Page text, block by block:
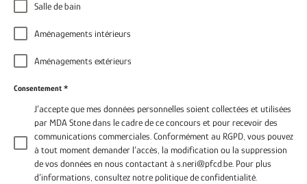
Salle de bain
Aménagements intérieurs
Aménagements extérieurs
Consentement *
J’accepte que mes données personnelles soient collectées et utilisées
par MDA Stone dans le cadre de ce concours et pour recevoir des
communications commerciales. Conformément au RGPD, vous pouvez
à tout moment demander l’accès, la modification ou la suppression
de vos données en nous contactant à s.neri@pfcd.be. Pour plus
d’informations, consultez notre politique de confidentialité.